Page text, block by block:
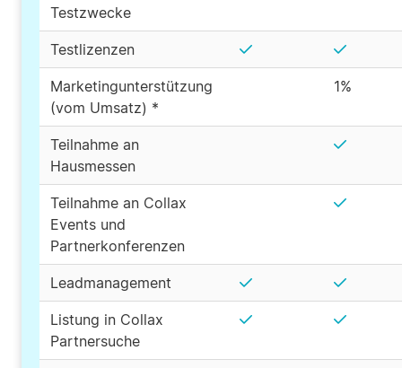
Testzwecke
Testlizenzen
Marketingunterstützung
(vom Umsatz) *
1%
Teilnahme an
Hausmessen
Teilnahme an Collax
Events und
Partnerkonferenzen
Leadmanagement
Listung in Collax
Partnersuche